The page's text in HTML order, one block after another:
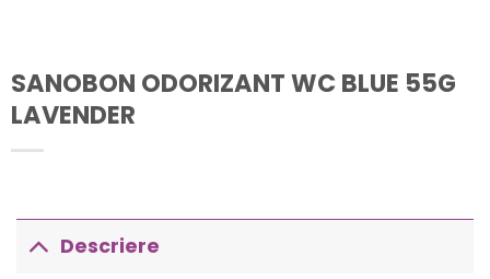
SANOBON ODORIZANT WC BLUE 55G
LAVENDER
Descriere